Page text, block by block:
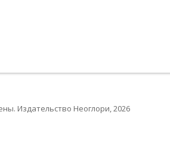
Издательство Неоглори, 2026